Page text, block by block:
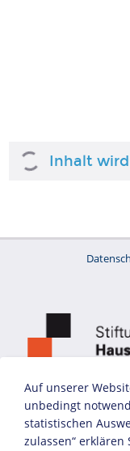
Auf unserer
unbedingt
statistischen
zulassen“